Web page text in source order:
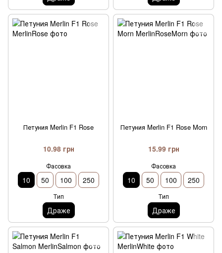
Петуния Merlin F1 Rose
10.98 грн
Фасовка
10 50 100 250
Тип
Драже
Петуния Merlin F1 Rose Morn
15.99 грн
Фасовка
10 50 100 250
Тип
Драже